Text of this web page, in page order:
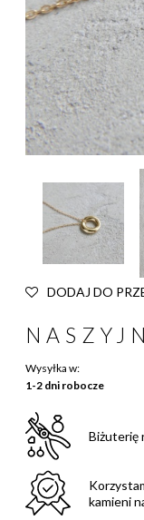
DODAJ DO
Wysyłka w:
1-2 dni robocze
Biżuterię
kamieni